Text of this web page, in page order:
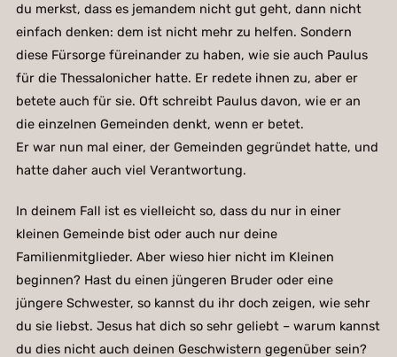
du merkst, dass es jemandem nicht gut geht, dann nicht
einfach denken: dem ist nicht mehr zu helfen. Sondern
diese Fürsorge füreinander zu haben, wie sie auch Paulus
für die Thessalonicher hatte. Er redete ihnen zu, aber er
betete auch für sie. Oft schreibt Paulus davon, wie er an
die einzelnen Gemeinden denkt, wenn er betet.
Er war nun mal einer, der Gemeinden gegründet hatte, und
hatte daher auch viel Verantwortung.
In deinem Fall ist es vielleicht so, dass du nur in einer
kleinen Gemeinde bist oder auch nur deine
Familienmitglieder. Aber wieso hier nicht im Kleinen
beginnen? Hast du einen jüngeren Bruder oder eine
jüngere Schwester, so kannst du ihr doch zeigen, wie sehr
du sie liebst. Jesus hat dich so sehr geliebt – warum kannst
du dies nicht auch deinen Geschwistern gegenüber sein?